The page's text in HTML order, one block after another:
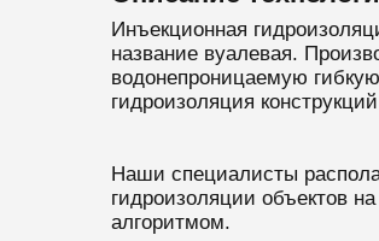
Инъекционная
название вуалевая.
водонепроницаемую
гидроизоляция
Наши специалисты
гидроизоляции объектов
алгоритмом.